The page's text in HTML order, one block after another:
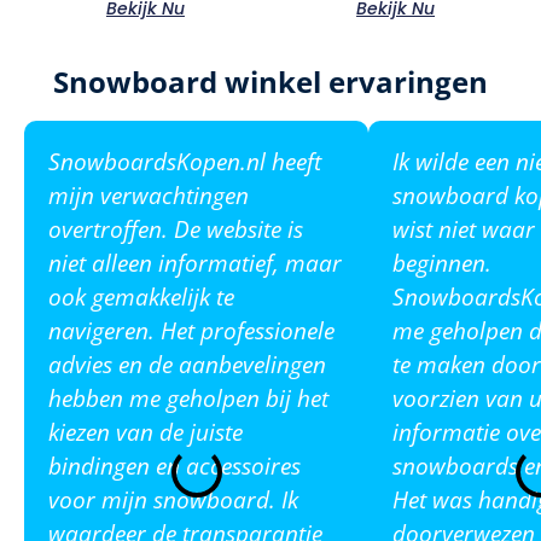
Bekijk Nu Bekijk Nu
Snowboard winkel ervaringen
SnowboardsKopen.nl heeft
mijn verwachtingen
overtroffen. De website is
niet alleen informatief, maar
ook gemakkelijk te
navigeren. Het professionele
advies en de aanbevelingen
hebben me geholpen bij het
kiezen van de juiste
bindingen en accessoires
voor mijn snowboard. Ik
waardeer de transparantie
Ik wilde een
snowboard
wist niet waar
beginnen.
me geholpen
te maken
voorzien van
informatie
snowboards
Het was